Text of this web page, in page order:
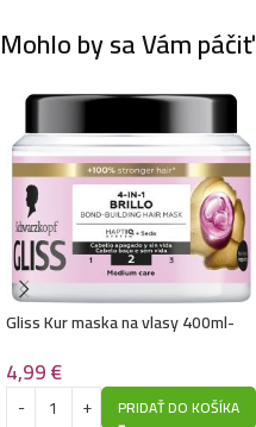
Mohlo by sa Vám páčiť
Gliss Kur maska na vlasy 400ml-
4,99€
PRIDAŤ DO KOŠÍKA